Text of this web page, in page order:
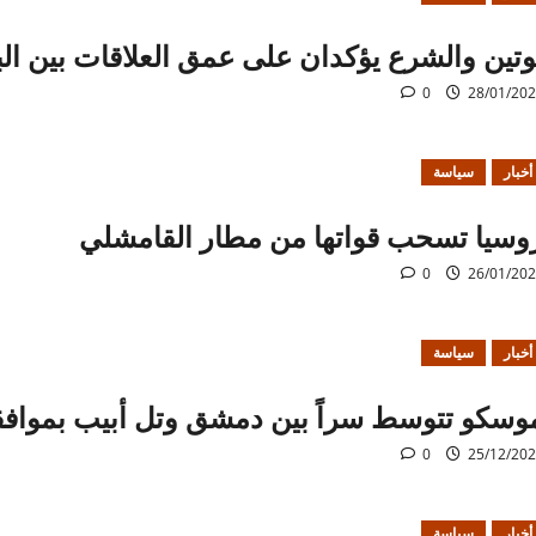
والشرع يؤكدان على عمق العلاقات بين
28/01/
0
أخبار سياسة
تسحب قواتها من مطار القامشلي
26/01/
0
أخبار سياسة
تتوسط سراً بين دمشق وتل أبيب
25/12/
0